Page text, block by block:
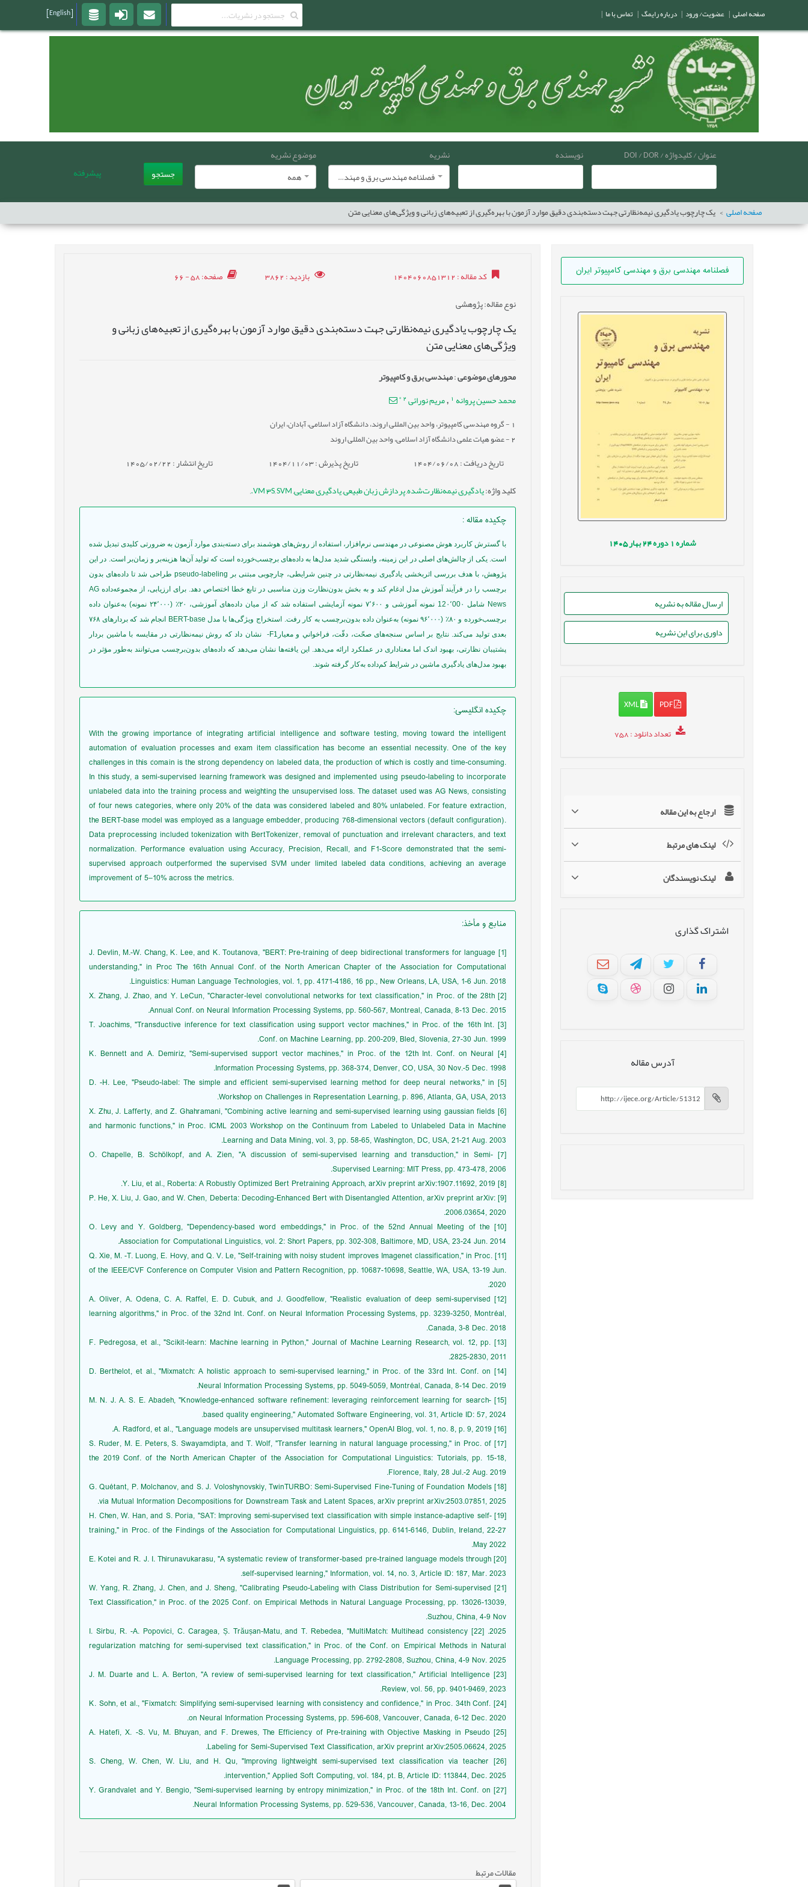
عنوان / کلیدواژه / DOI / DOR نویسنده
نشریه
فصلنامه مهندسی برق و مهندسی کامپيوتر ايران
موضوع نشریه
همه
جستجو پیشرفته
صفحه اصلی یک چارچوب یادگیری نیمه‌نظارتی جهت دسته‌بندی دقیق موارد آزمون با بهره‌گیری از تعبیه‌های زبانی و ویژگی‌های معنایی متن
فصلنامه مهندسی برق و مهندسی کامپيوتر ايران
شماره دوره بهار1405
ارسال مقاله به نشریه
داوری برای این نشریه
PDF
XML
تعداد دانلود: 758
ارجاع به این مقاله
لینک های مرتبط
لینک نویسندگان
اشتراک گذاری
آدرس مقاله
کد مقاله: 1404060851312 بازدید: 3862 صفحه: 58 - 66
نوع مقاله: پژوهشی
یک چارچوب یادگیری نیمه‌نظارتی جهت دسته‌بندی دقیق موارد آزمون با بهره‌گیری از تعبیه‌های زبانی و
ویژگی‌های معنایی متن
محورهای موضوعی:مهندسی برق و کامپیوتر
محمد حسین پروانه 1
,مریم نورائی2
*
1 - گروه مهندسی کامپیوتر، واحد بین المللی اروند، دانشگاه آزاد اسلامی، آبادان، ایران
2- عضو هیات علمی دانشگاه آزاد اسلامی، واحد بین المللی اروند
تاریخ دریافت : 1404/06/08 تاریخ پذیرش : 1404/11/03 تاریخ انتشار : 1405/02/22
کلید واژه:یادگیری نیمه‌نظارت‌شده,پردازش زبان طبیعی,یادگیری معنایی,
VM 3S,SVM.
,
چکیده مقاله:
با گسترش کاربرد هوش مصنوعی در مهندسی نرم‌افزار، استفاده از روش‌های هوشمند برای دسته‌بندی موارد آزمون به ضرورتی کلیدی تبدیل شده
است. یکی از چالش‌های اصلی در این زمینه، وابستگی شدید مدل‌ها به داده‌های برچسب‌خورده است که تولید آن‌ها هزینه‌بر و زمان‌بر است. در این
پژوهش، با هدف بررسی اثربخشی یادگیری نیمه‌نظارتی در چنین شرایطی، چارچوبی مبتنی بر pseudo-labeling طراحی شد تا داده‌های بدون
برچسب را در فرآیند آموزش مدل ادغام کند و به بخش بدون‌نظارت وزن مناسبی در تابع خطا اختصاص دهد. برای ارزیابی، از مجموعه‌داده AG
News شامل 12۰٬00۰ نمونه آموزشی و ۷٬۶۰۰ نمونه آزمایشی استفاده شد که از میان داده‌های آموزشی، ۲۰٪ (۲۴٬۰۰۰ نمونه) به‌عنوان داده
برچسب‌خورده و ۸۰٪ (۹۶٬۰۰۰ نمونه) به‌عنوان داده بدون‌برچسب به کار رفت. استخراج ویژگی‌ها با مدل BERT-base انجام شد که بردارهای ۷۶۸
بعدی تولید می‌کند. نتایج بر اساس سنجه‌های صحّت، دقّت، فراخواني و معيارF1- نشان داد که روش نیمه‌نظارتی در مقایسه با ماشین بردار
پشتیبان نظارتی، بهبود اندک اما معناداری در عملکرد ارائه می‌دهد. این یافته‌ها نشان می‌دهد که داده‌های بدون‌برچسب می‌توانند به‌طور مؤثر در
بهبود مدل‌های یادگیری ماشین در شرایط کم‌داده به‌کار گرفته شوند.
چکیده انگلیسی:
With the growing importance of integrating artificial intelligence and software testing, moving toward the intelligent
automation of evaluation processes and exam item classification has become an essential necessity. One of the key
challenges in this domain is the strong dependency on labeled data, the production of which is costly and time-consuming.
In this study, a semi-supervised learning framework was designed and implemented using pseudo-labeling to incorporate
unlabeled data into the training process and weighting the unsupervised loss. The dataset used was AG News, consisting
of four news categories, where only 20% of the data was considered labeled and 80% unlabeled. For feature extraction,
the BERT-base model was employed as a language embedder, producing 768-dimensional vectors (default configuration).
Data preprocessing included tokenization with BertTokenizer, removal of punctuation and irrelevant characters, and text
normalization. Performance evaluation using Accuracy, Precision, Recall, and F1-Score demonstrated that the semi-
supervised approach outperformed the supervised SVM under limited labeled data conditions, achieving an average
improvement of 5–10% across the metrics.
منابع و مأخذ:
[1] J. Devlin, M.-W. Chang, K. Lee, and K. Toutanova, "BERT: Pre-training of deep bidirectional transformers for language
understanding," in Proc The 16th Annual Conf. of the North American Chapter of the Association for Computational
Linguistics: Human Language Technologies, vol. 1, pp. 4171-4186, 16 pp., New Orleans, LA, USA, 1-6 Jun. 2018.
[2] X. Zhang, J. Zhao, and Y. LeCun, "Character-level convolutional networks for text classification," in Proc. of the 28th
Annual Conf. on Neural Information Processing Systems, pp. 560-567, Montreal, Canada, 8-13 Dec. 2015.
[3] T. Joachims, "Transductive inference for text classification using support vector machines," in Proc. of the 16th Int.
Conf. on Machine Learning, pp. 200-209, Bled, Slovenia, 27-30 Jun. 1999.
[4] K. Bennett and A. Demiriz, "Semi-supervised support vector machines," in Proc. of the 12th Int. Conf. on Neural
Information Processing Systems, pp. 368-374, Denver, CO, USA, 30 Nov.-5 Dec. 1998.
[5] D. -H. Lee, "Pseudo-label: The simple and efficient semi-supervised learning method for deep neural networks," in
Workshop on Challenges in Representation Learning, p. 896, Atlanta, GA, USA, 2013.
[6] X. Zhu, J. Lafferty, and Z. Ghahramani, "Combining active learning and semi-supervised learning using gaussian fields
and harmonic functions," in Proc. ICML 2003 Workshop on the Continuum from Labeled to Unlabeled Data in Machine
Learning and Data Mining, vol. 3, pp. 58-65, Washington, DC, USA, 21-21 Aug. 2003.
[7] O. Chapelle, B. Schölkopf, and A. Zien, "A discussion of semi-supervised learning and transduction," in Semi-
Supervised Learning: MIT Press, pp. 473-478, 2006.
[8] Y. Liu, et al., Roberta: A Robustly Optimized Bert Pretraining Approach, arXiv preprint arXiv:1907.11692, 2019.
[9] P. He, X. Liu, J. Gao, and W. Chen, Deberta: Decoding-Enhanced Bert with Disentangled Attention, arXiv preprint arXiv:
2006.03654, 2020.
[10] O. Levy and Y. Goldberg, "Dependency-based word embeddings," in Proc. of the 52nd Annual Meeting of the
Association for Computational Linguistics, vol. 2: Short Papers, pp. 302-308, Baltimore, MD, USA, 23-24 Jun. 2014.
[11] Q. Xie, M. -T. Luong, E. Hovy, and Q. V. Le, "Self-training with noisy student improves Imagenet classification," in Proc.
of the IEEE/CVF Conference on Computer Vision and Pattern Recognition, pp. 10687-10698, Seattle, WA, USA, 13-19 Jun.
2020.
[12] A. Oliver, A. Odena, C. A. Raffel, E. D. Cubuk, and J. Goodfellow, "Realistic evaluation of deep semi-supervised
learning algorithms," in Proc. of the 32nd Int. Conf. on Neural Information Processing Systems, pp. 3239-3250, Montréal,
Canada, 3-8 Dec. 2018.
[13] F. Pedregosa, et al., "Scikit-learn: Machine learning in Python," Journal of Machine Learning Research, vol. 12, pp.
2825-2830, 2011.
[14] D. Berthelot, et al., "Mixmatch: A holistic approach to semi-supervised learning," in Proc. of the 33rd Int. Conf. on
Neural Information Processing Systems, pp. 5049-5059, Montréal, Canada, 8-14 Dec. 2019.
[15] M. N. J. A. S. E. Abadeh, "Knowledge-enhanced software refinement: leveraging reinforcement learning for search-
based quality engineering," Automated Software Engineering, vol. 31, Article ID: 57, 2024.
[16] A. Radford, et al., "Language models are unsupervised multitask learners," OpenAI Blog, vol. 1, no. 8, p. 9, 2019.
[17] S. Ruder, M. E. Peters, S. Swayamdipta, and T. Wolf, "Transfer learning in natural language processing," in Proc. of
the 2019 Conf. of the North American Chapter of the Association for Computational Linguistics: Tutorials, pp. 15-18,
Florence, Italy, 28 Jul.-2 Aug. 2019.
[18] G. Quétant, P. Molchanov, and S. J. Voloshynovskiy, TwinTURBO: Semi-Supervised Fine-Tuning of Foundation Models
via Mutual Information Decompositions for Downstream Task and Latent Spaces, arXiv preprint arXiv:2503.07851, 2025.
[19] H. Chen, W. Han, and S. Poria, "SAT: Improving semi-supervised text classification with simple instance-adaptive self-
training," in Proc. of the Findings of the Association for Computational Linguistics, pp. 6141-6146, Dublin, Ireland, 22-27
May 2022.
[20] E. Kotei and R. J. I. Thirunavukarasu, "A systematic review of transformer-based pre-trained language models through
self-supervised learning," Information, vol. 14, no. 3, Article ID: 187, Mar. 2023.
[21] W. Yang, R. Zhang, J. Chen, and J. Sheng, "Calibrating Pseudo-Labeling with Class Distribution for Semi-supervised
Text Classification," in Proc. of the 2025 Conf. on Empirical Methods in Natural Language Processing, pp. 13026-13039,
Suzhou, China, 4-9 Nov.
2025. [22] I. Sirbu, R. -A. Popovici, C. Caragea, Ș. Trăușan-Matu, and T. Rebedea, "MultiMatch: Multihead consistency
regularization matching for semi-supervised text classification," in Proc. of the Conf. on Empirical Methods in Natural
Language Processing, pp. 2792-2808, Suzhou, China, 4-9 Nov. 2025.
[23] J. M. Duarte and L. A. Berton, "A review of semi-supervised learning for text classification," Artificial Intelligence
Review, vol. 56, pp. 9401-9469, 2023.
[24] K. Sohn, et al., "Fixmatch: Simplifying semi-supervised learning with consistency and confidence," in Proc. 34th Conf.
on Neural Information Processing Systems, pp. 596-608, Vancouver, Canada, 6-12 Dec. 2020.
[25] A. Hatefi, X. -S. Vu, M. Bhuyan, and F. Drewes, The Efficiency of Pre-training with Objective Masking in Pseudo
Labeling for Semi-Supervised Text Classification, arXiv preprint arXiv:2505.06624, 2025.
[26] S. Cheng, W. Chen, W. Liu, and H. Qu, "Improving lightweight semi-supervised text classification via teacher
intervention," Applied Soft Computing, vol. 184, pt. B, Article ID: 113844, Dec. 2025.
[27] Y. Grandvalet and Y. Bengio, "Semi-supervised learning by entropy minimization," in Proc. of the 18th Int. Conf. on
Neural Information Processing Systems, pp. 529-536, Vancouver, Canada, 13-16, Dec. 2004.
مقالات مرتبط
صفحه اصلی | عضویت/ ورود | درباره رایمگ | تماس با ما |
[English]